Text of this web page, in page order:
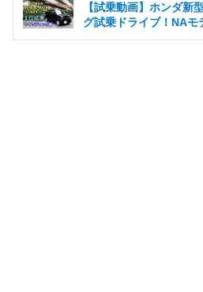
【試乗動画】ホンダ新
グ試乗ドライブ！NAモ